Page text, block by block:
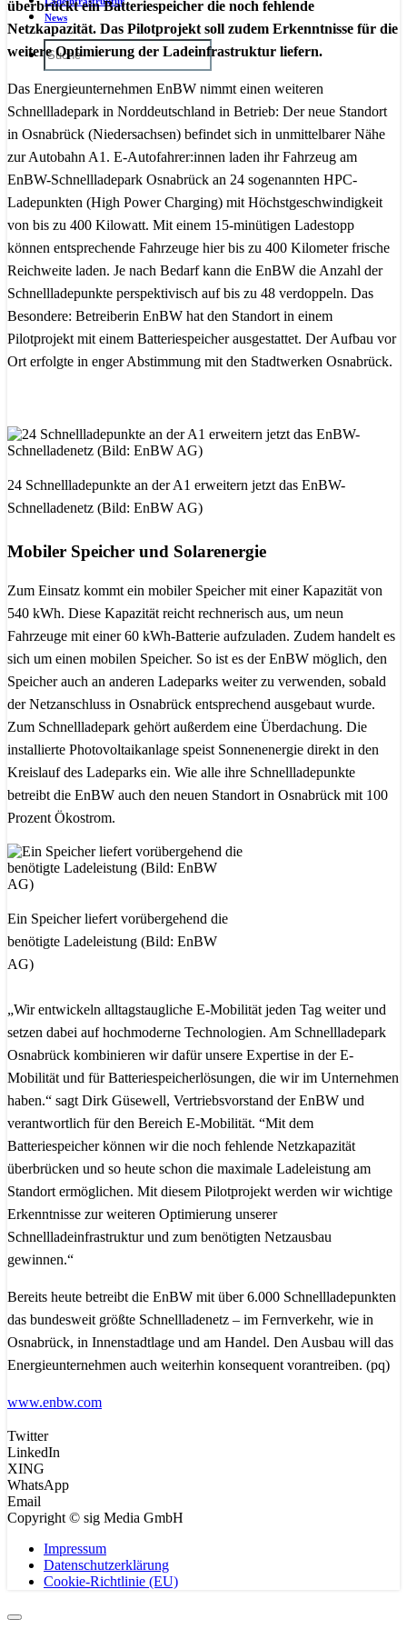
News
überbrückt ein Batteriespeicher die noch fehlende
Netzkapazität. Das Pilotprojekt soll zudem Erkenntnisse für die
weitere Optimierung der Ladeinfrastruktur liefern.
Das Energieunternehmen EnBW nimmt einen weiteren
Schnellladepark in Norddeutschland in Betrieb: Der neue Standort
in Osnabrück (Niedersachsen) befindet sich in unmittelbarer Nähe
zur Autobahn A1. E-Autofahrer:innen laden ihr Fahrzeug am
EnBW-Schnellladepark Osnabrück an 24 sogenannten HPC-
Ladepunkten (High Power Charging) mit Höchstgeschwindigkeit
von bis zu 400 Kilowatt. Mit einem 15-minütigen Ladestopp
können entsprechende Fahrzeuge hier bis zu 400 Kilometer frische
Reichweite laden. Je nach Bedarf kann die EnBW die Anzahl der
Schnellladepunkte perspektivisch auf bis zu 48 verdoppeln. Das
Besondere: Betreiberin EnBW hat den Standort in einem
Pilotprojekt mit einem Batteriespeicher ausgestattet. Der Aufbau vor
Ort erfolgte in enger Abstimmung mit den Stadtwerken Osnabrück.
24 Schnellladepunkte an der A1 erweitern jetzt das EnBW-
Schnelladenetz (Bild: EnBW AG)
Mobiler Speicher und Solarenergie
Zum Einsatz kommt ein mobiler Speicher mit einer Kapazität von
540 kWh. Diese Kapazität reicht rechnerisch aus, um neun
Fahrzeuge mit einer 60 kWh-Batterie aufzuladen. Zudem handelt es
sich um einen mobilen Speicher. So ist es der EnBW möglich, den
Speicher auch an anderen Ladeparks weiter zu verwenden, sobald
der Netzanschluss in Osnabrück entsprechend ausgebaut wurde.
Zum Schnellladepark gehört außerdem eine Überdachung. Die
installierte Photovoltaikanlage speist Sonnenenergie direkt in den
Kreislauf des Ladeparks ein. Wie alle ihre Schnellladepunkte
betreibt die EnBW auch den neuen Standort in Osnabrück mit 100
Prozent Ökostrom.
Ein Speicher liefert vorübergehend die
benötigte Ladeleistung (Bild: EnBW
AG)
„Wir entwickeln alltagstaugliche E-Mobilität jeden Tag weiter und
setzen dabei auf hochmoderne Technologien. Am Schnellladepark
Osnabrück kombinieren wir dafür unsere Expertise in der E-
Mobilität und für Batteriespeicherlösungen, die wir im Unternehmen
haben.“ sagt Dirk Güsewell, Vertriebsvorstand der EnBW und
verantwortlich für den Bereich E-Mobilität. “Mit dem
Batteriespeicher können wir die noch fehlende Netzkapazität
überbrücken und so heute schon die maximale Ladeleistung am
Standort ermöglichen. Mit diesem Pilotprojekt werden wir wichtige
Erkenntnisse zur weiteren Optimierung unserer
Schnellladeinfrastruktur und zum benötigten Netzausbau
gewinnen.“
Bereits heute betreibt die EnBW mit über 6.000 Schnellladepunkten
das bundesweit größte Schnellladenetz – im Fernverkehr, wie in
Osnabrück, in Innenstadtlage und am Handel. Den Ausbau will das
Energieunternehmen auch weiterhin konsequent vorantreiben. (pq)
www.enbw.com
Twitter
LinkedIn
XING
WhatsApp
Email
Copyright © sig Media GmbH
Impressum
Datenschutzerklärung
Cookie-Richtlinie (EU)